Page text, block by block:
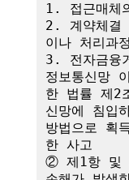
1. 접근매체
2. 계약체결
이나 처리과
3. 전자금융
정보통신망
한 법률 제2
신망에 침입
방법으로 획
한 사고
② 제1항 및